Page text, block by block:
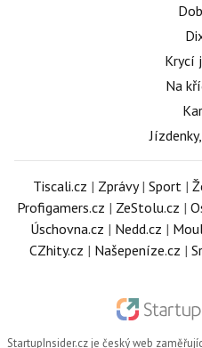
Krycí
Na
Tiscali.cz | Zprávy| Sport |
Profigamers.cz | ZeStolu.cz |
Úschovna.cz | Nedd.cz |
CZhity.cz | Našepeníze.cz |
StartupInsider.cz je český web